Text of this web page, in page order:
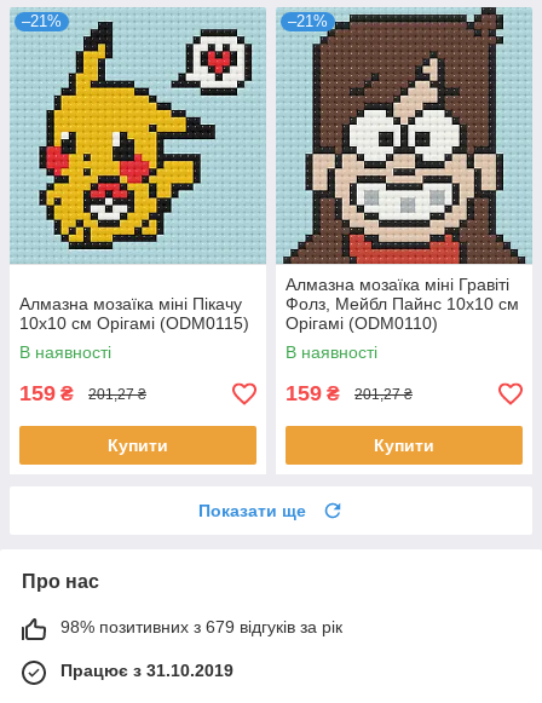
–21%
Алмазна мозаїка міні Пікачу
10x10 см Орігамі (ODM0115)
В наявності
159 ₴ 201,27 ₴
Купити
–21%
Алмазна мозаїка міні Гравіті
Фолз, Мейбл Пайнс 10x10 см
Орігамі (ODM0110)
В наявності
159 ₴ 201,27 ₴
Купити
Показати ще
Про нас
98% позитивних з 679 відгуків за рік
Працює з 31.10.2019